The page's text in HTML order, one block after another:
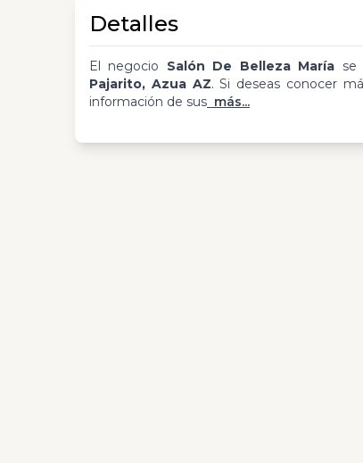
Detalles
El negocio Salón De Belleza María se
Pajarito, Azua AZ. Si deseas conocer
información de sus más...